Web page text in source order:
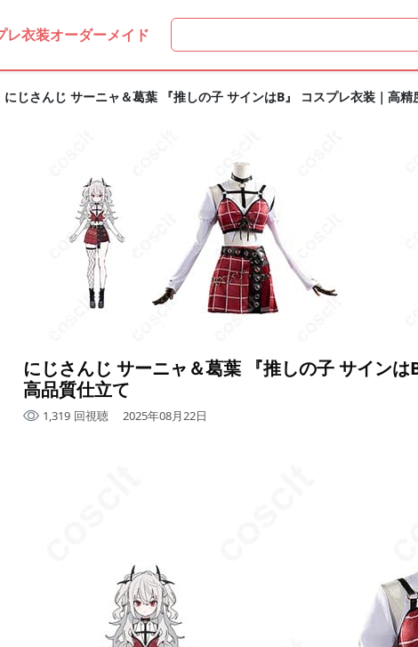
レ衣装オーダーメイド
にじさんじ サーニャ＆葛葉 『推しの子 サインはB』 コスプレ衣装｜高精
にじさんじ サーニャ＆葛葉 『推しの子 サイン
高品質仕立て
1,319 回視聴 2025年08月22日